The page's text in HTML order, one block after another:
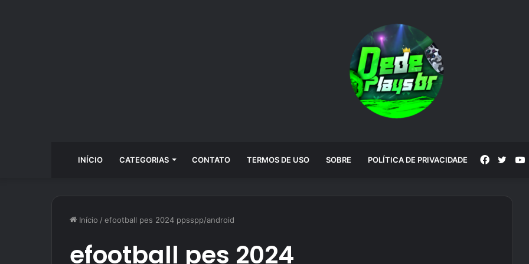
INÍCIO CATEGORIAS CONTATO TERMOS DE USO SOBRE POLÍTICA DE PRIVACIDADE Facebook
Início /efootball pes 2024 ppsspp/android
efootball pes 2024